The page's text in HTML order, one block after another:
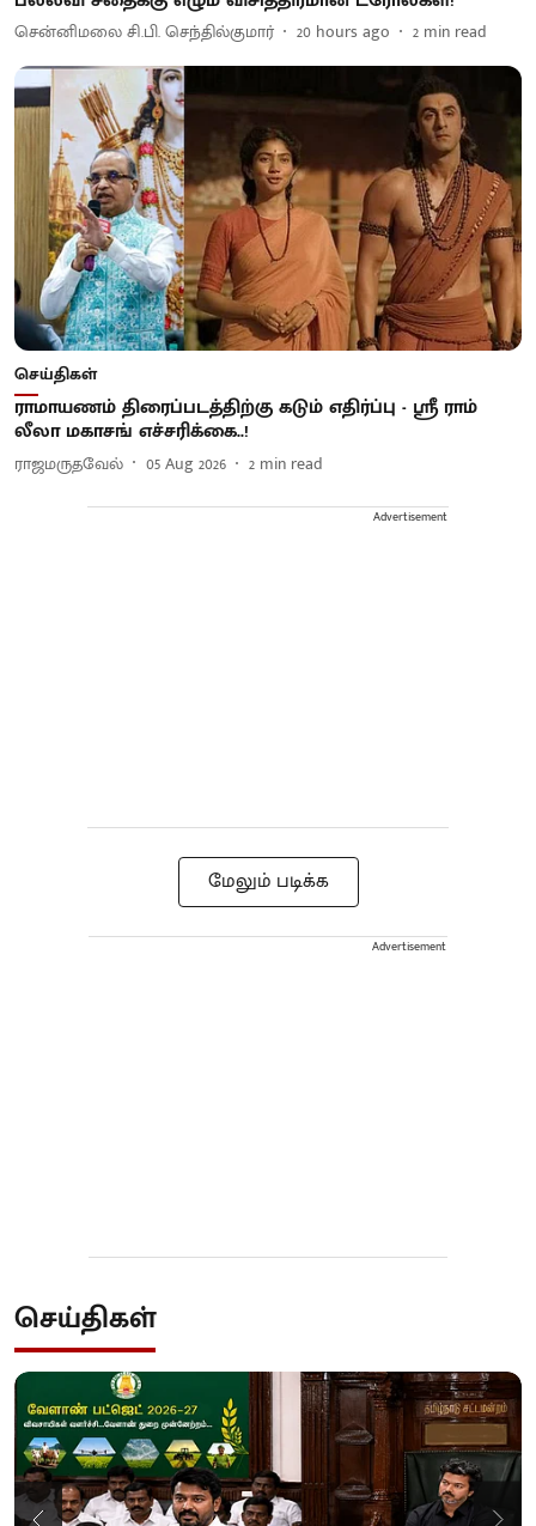
சென்னிமலை சி.பி. செந்தில்குமார் 20 hours ago 2 min read
செய்திகள்
ராமாயணம் திரைப்படத்திற்கு கடும் எதிர்ப்பு - ஸ்ரீ ராம்
லீலா மகாசங் எச்சரிக்கை..!
ராஜமருதவேல் 05 Aug 2026 2 min read
Advertisement
மேலும் படிக்க
Advertisement
செய்திகள்